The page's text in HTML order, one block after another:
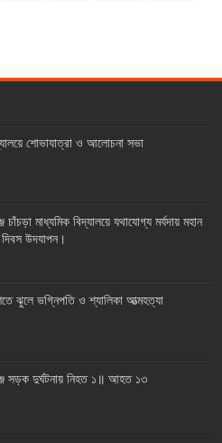
শোভাযাত্রা ও আলোচনা সভা
চাঁচড়া মাধ্যমিক বিদ্যালয়ে যথাযোগ্য মর্যদায় মহান
উদযাপন।
ঝুলে ভগ্নিপতি ও শ্যালিকা আত্মহত্যা
সড়ক দুর্ঘটনায় নিহত ১॥ আহত ১৩